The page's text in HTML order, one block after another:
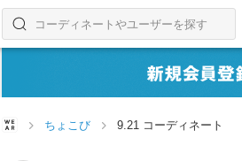
コーディネートやユーザーを探す
検索する
ちょこび 9.21 コーディネート